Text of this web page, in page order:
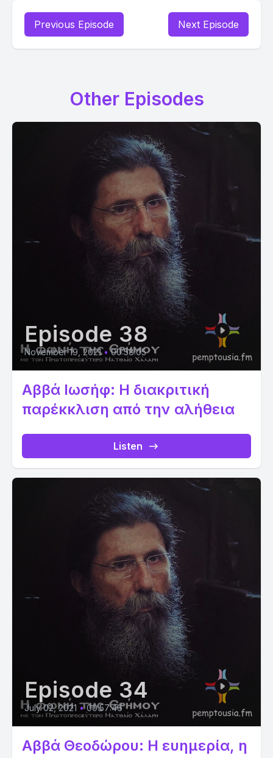
Previous Episode Next Episode
Other Episodes
Episode 38
November 19, 2021 • 00:58:05
Αββά Ιωσήφ: Η διακριτική
παρέκκλιση από την αλήθεια
Listen
Episode 34
July 02, 2021 • 00:57:46
Αββά Θεοδώρου: Η ευημερία, η